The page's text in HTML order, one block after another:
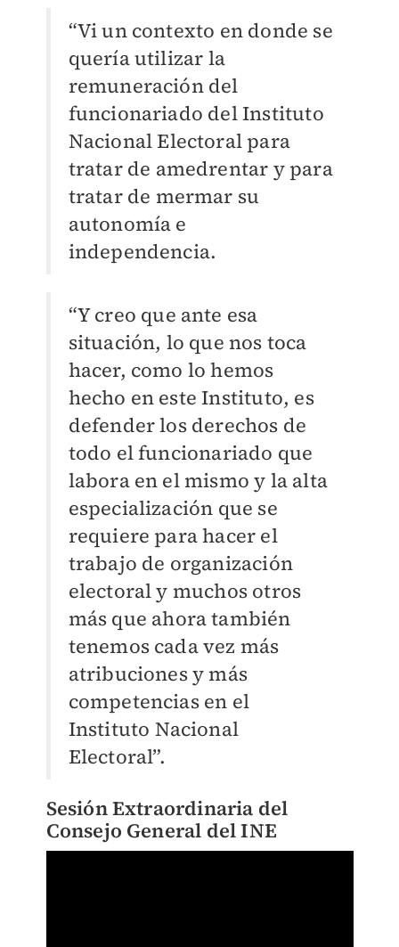
“Vi un contexto en donde se
quería utilizar la
remuneración del
funcionariado del Instituto
Nacional Electoral para
tratar de amedrentar y para
tratar de mermar su
autonomía e
independencia.
“Y creo que ante esa
situación, lo que nos toca
hacer, como lo hemos
hecho en este Instituto, es
defender los derechos de
todo el funcionariado que
labora en el mismo y la alta
especialización que se
requiere para hacer el
trabajo de organización
electoral y muchos otros
más que ahora también
tenemos cada vez más
atribuciones y más
competencias en el
Instituto Nacional
Electoral”.
Sesión Extraordinaria del
Consejo General del INE